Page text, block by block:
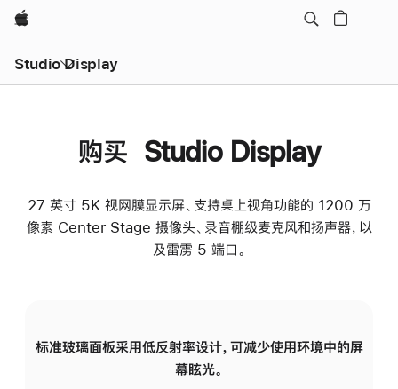
Apple
Studio Display
购买 Studio Display
27 英寸 5K 视网膜显示屏、支持桌上视角功能的 1200 万
像素 Center Stage 摄像头、录音棚级麦克风和扬声器，以
及雷雳 5 端口。
标准玻璃面板采用低反射率设计，可减少使用环境中的屏
幕眩光。